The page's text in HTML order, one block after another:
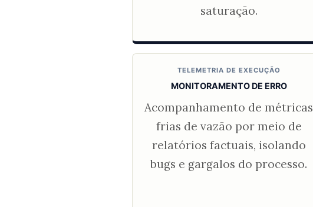
saturação.
TELEMETRIA DE EXECUÇÃO
MONITORAMENTO DE ERRO
Acompanhamento de métricas
frias de vazão por meio de
relatórios factuais, isolando
bugs e gargalos do processo.